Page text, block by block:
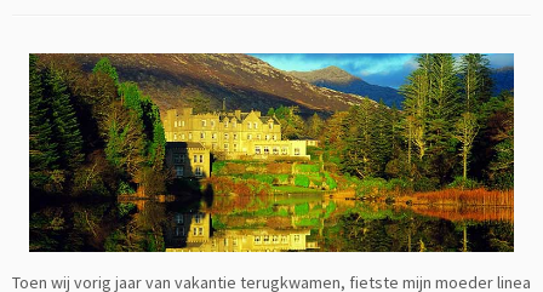
Toen wij vorig jaar van vakantie terugkwamen, fietste mijn moeder linea